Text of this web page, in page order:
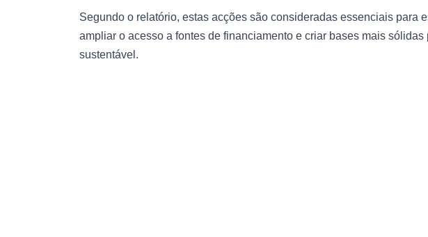
Segundo o relatório, estas acções são consideradas essenciais para
ampliar o acesso a fontes de financiamento e criar bases mais
sustentável.